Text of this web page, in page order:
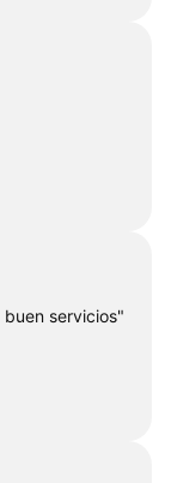
servicios"